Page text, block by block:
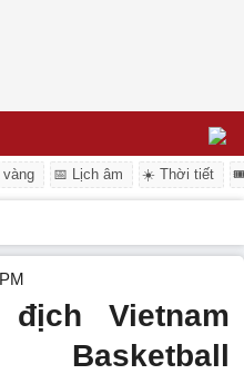
vàng 📅 Lịch âm ☀️ Thời tiết
Vietnam